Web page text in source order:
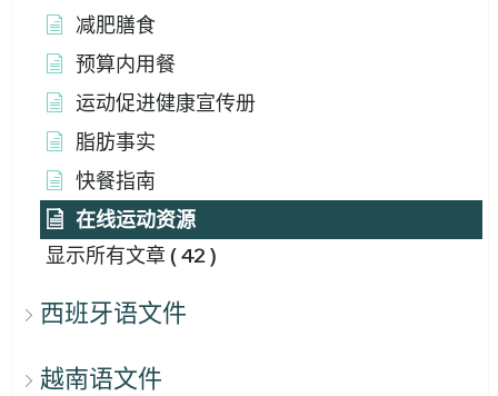
减肥膳食
预算内用餐
运动促进健康宣传册
脂肪事实
快餐指南
在线运动资源
显示所有文章 ( 42 )
西班牙语文件
越南语文件